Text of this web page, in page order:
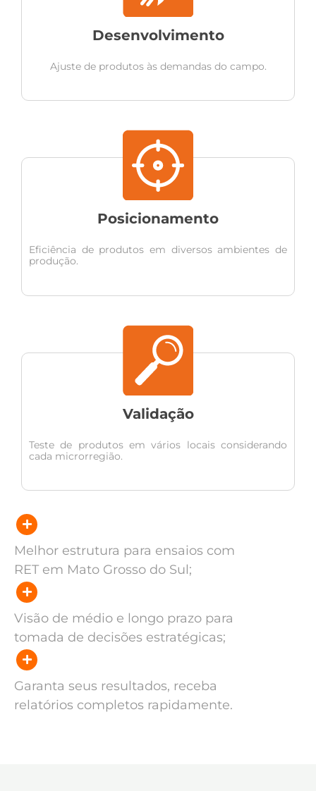
Desenvolvimento
Ajuste de produtos às demandas do campo.
Posicionamento
Eficiência de produtos em diversos ambientes de
produção.
Validação
Teste de produtos em vários locais considerando
cada microrregião.
Melhor estrutura para ensaios com
RET em Mato Grosso do Sul;
Visão de médio e longo prazo para
tomada de decisões estratégicas;
Garanta seus resultados, receba
relatórios completos rapidamente.